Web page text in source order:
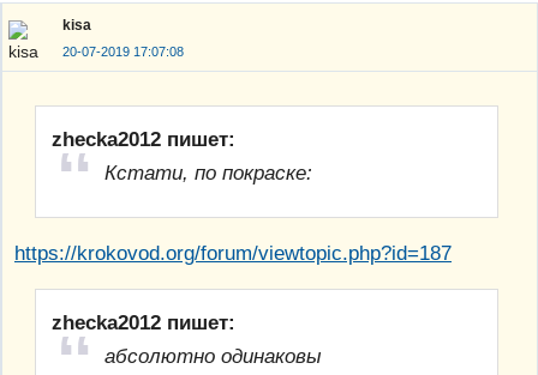
kisa
20-07-2019 17:07:08
zhecka2012 пишет:
Кстати, по покраске:
https://krokovod.org/forum/viewtopic.php?id=187
zhecka2012 пишет:
абсолютно одинаковы